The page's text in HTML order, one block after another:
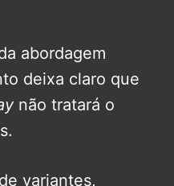
abordagem
deixa claro que
não tratará o
variantes,